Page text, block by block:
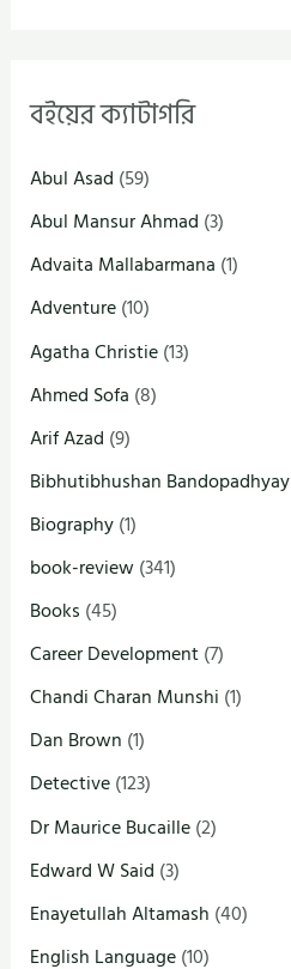
বইয়ের ক্যাটাগরি
Abul Asad (59)
Abul Mansur Ahmad (3)
Advaita Mallabarmana (1)
Adventure(10)
Agatha Christie(13)
Ahmed Sofa (8)
Arif Azad (9)
Bibhutibhushan Bandopadhyay
Biography(1)
book-review(341)
Books (45)
Career Development(7)
Chandi Charan Munshi (1)
Dan Brown (1)
Detective(123)
Dr Maurice Bucaille(2)
Edward W Said (3)
Enayetullah Altamash (40)
English Language(10)